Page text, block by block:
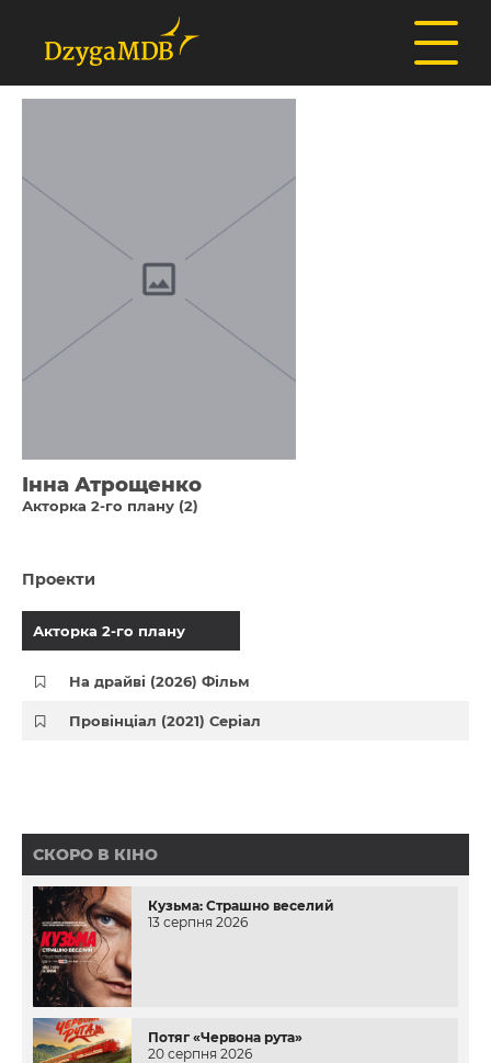
Інна Атрощенко
Акторка 2-го плану (2)
Проекти
Акторка 2-го плану
На драйві (2026) Фільм
Провінціал (2021) Серіал
СКОРО В КІНО
Кузьма: Страшно веселий
13 серпня 2026
Потяг «Червона рута»
20 серпня 2026